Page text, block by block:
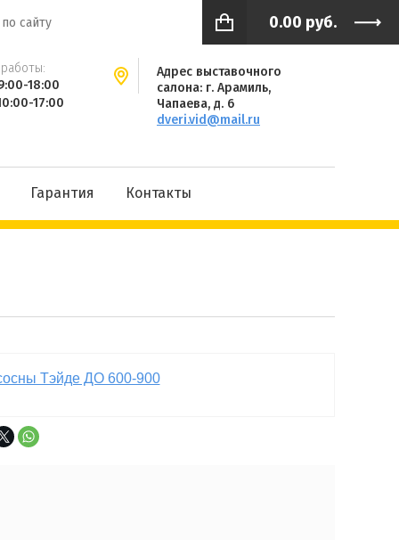
0.00 руб.
18:00
17:00
Адрес выставочного
салона: г. Арамиль,
Чапаева, д. 6
dveri.vid@mail.ru
Гарантия Контакты